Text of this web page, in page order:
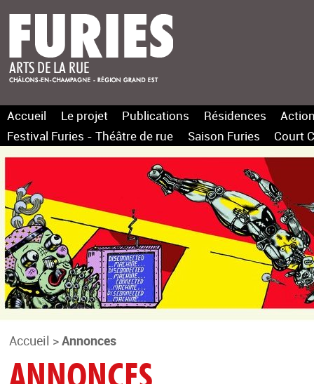
Accueil Le projet Publications Résidences
Festival Furies - Théâtre de rue
Saison Furies Court
Accueil >Annonces